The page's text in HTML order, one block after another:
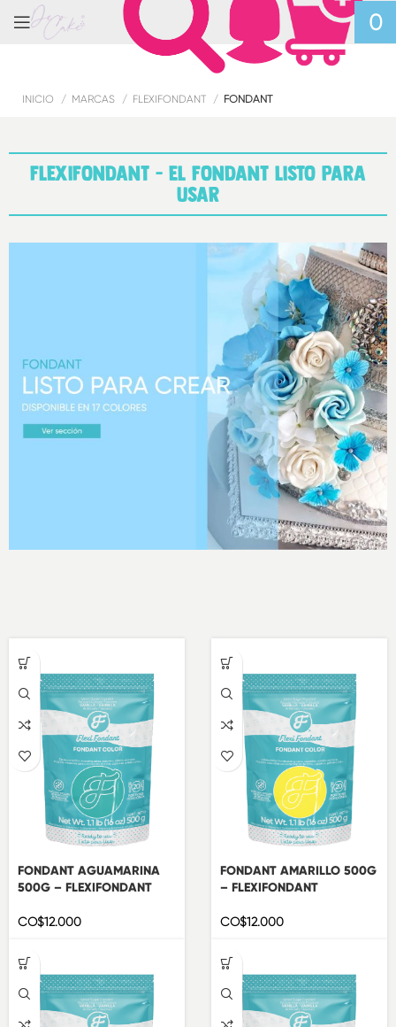
0
INICIO MARCAS FLEXIFONDANT FONDANT
FLEXIFONDANT - EL FONDANT LISTO PARA
USAR
FONDANT AGUAMARINA
500G – FLEXIFONDANT
CO$12.000
FONDANT AMARILLO 500G
– FLEXIFONDANT
CO$12.000